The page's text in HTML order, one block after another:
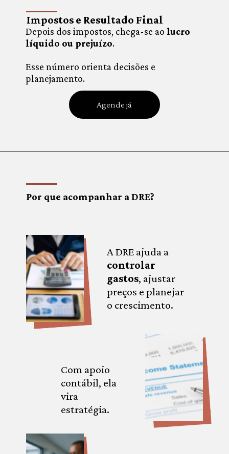
Depois dos impostos, chega-se aolucro
líquido ou prejuízo.
Esse número orienta decisões e
planejamento.
Impostos e Resultado Final
Agende já
Por que acompanhar a DRE?
A DRE ajuda a
controlar
gastos, ajustar
preços e planejar
o crescimento.
Com apoio
contábil, ela
vira
estratégia.